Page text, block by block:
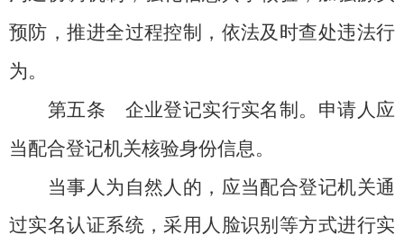
预防，推进全过程控制，依法及时查处违法行
为。
第五条 企业登记实行实名制。申请人应
当配合登记机关核验身份信息。
当事人为自然人的，应当配合登记机关通
过实名认证系统，采用人脸识别等方式进行实